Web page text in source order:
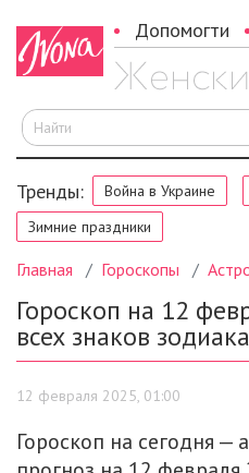
Допомогти
Тренды: Война в Украине
Зимние праздники
Главная Гороскопы
Гороскоп на 12
всех знаков зодиака
12 февраля 2025, 01:00
Гороскоп на сегодня —